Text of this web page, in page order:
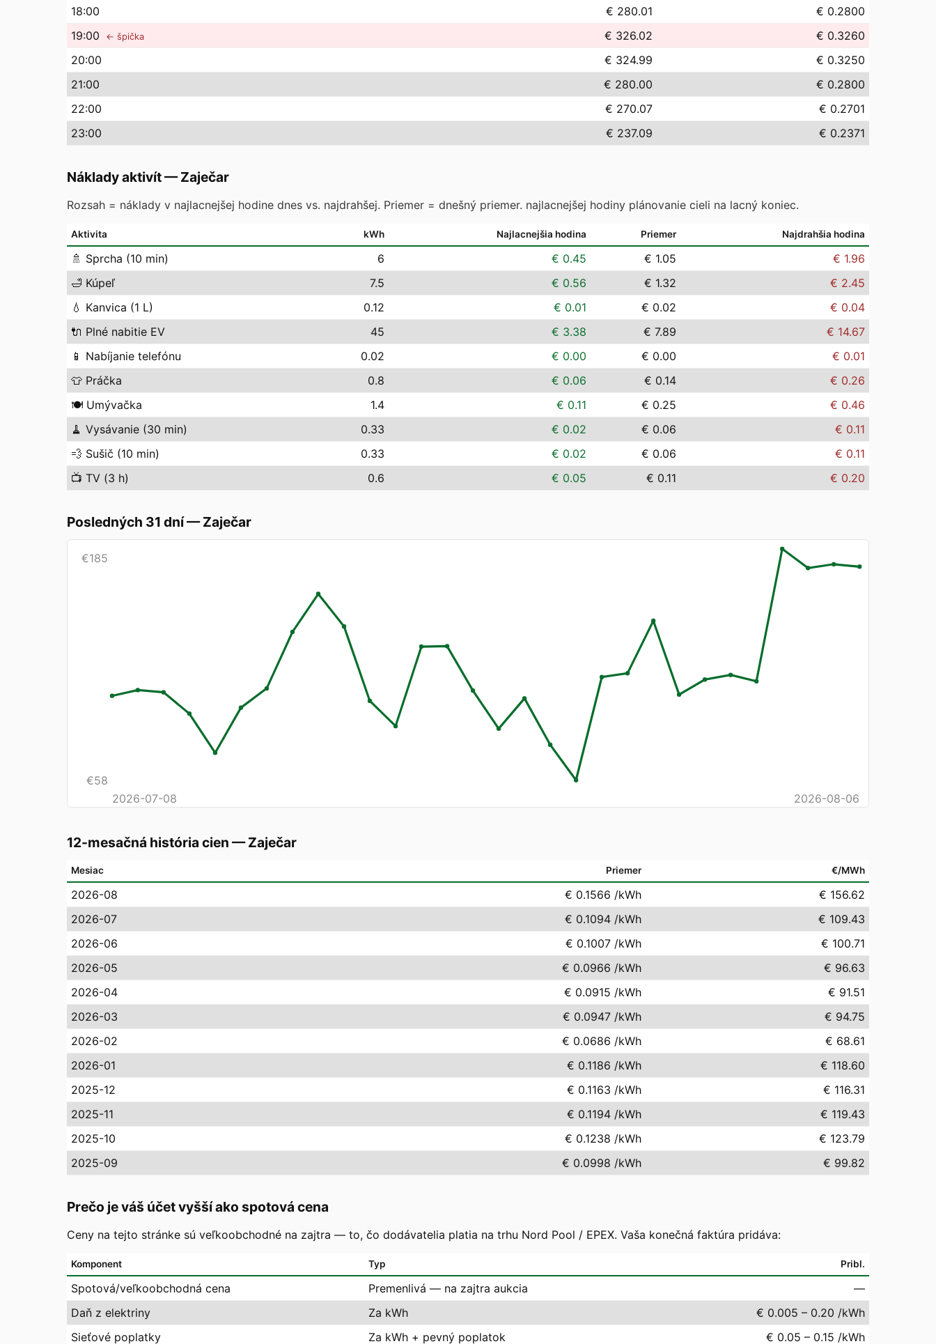
18:00 € 280.01
€ 0.2800
19:00 ← špička € 326.02
€ 0.3260
20:00 € 324.99
€ 0.3250
21:00 € 280.00
€ 0.2800
22:00 € 270.07
€ 0.2701
23:00 € 237.09 € 0.2371
Náklady aktivít—Zaječar
Rozsah = náklady v najlacnejšej hodine dnes vs. najdrahšej. Priemer = dnešný priemer. najlacnejšej hodiny plánovanie cieli na lacný koniec.
Aktivita kWh Najlacnejšia hodina Priemer Najdrahšia hodina
🚿 Sprcha (10 min) 6 € 0.45 € 1.05
€ 1.96
🛁 Kúpeľ 7.5 € 0.56 € 1.32
€ 2.45
💧 Kanvica (1 L) 0.12 € 0.01 € 0.02
€ 0.04
🔌 Plné nabitie EV 45 € 3.38 € 7.89
€ 14.67
📱 Nabíjanie telefónu 0.02 € 0.00 € 0.00
€ 0.01
👕 Práčka 0.8 € 0.06 € 0.14
€ 0.26
🍽️ Umývačka 1.4 € 0.11 € 0.25
€ 0.46
🧹 Vysávanie (30 min) 0.33 € 0.02 € 0.06
€ 0.11
💨 Sušič (10 min) 0.33 € 0.02 € 0.06
€ 0.11
📺 TV (3 h) 0.6 € 0.05 € 0.11 € 0.20
Posledných 31 dní—Zaječar
€185
€58
2026-07-08
2026-08-06
12-mesačná história cien —Zaječar
Mesiac Priemer €/MWh
2026-08 € 0.1566 /kWh
€ 156.62
2026-07
€ 0.1094 /kWh
€ 109.43
2026-06
€ 0.1007 /kWh
€ 100.71
2026-05
€ 0.0966 /kWh
€ 96.63
2026-04
€ 0.0915 /kWh
€ 91.51
2026-03
€ 0.0947 /kWh
€ 94.75
2026-02
€ 0.0686 /kWh
€ 68.61
2026-01
€ 0.1186 /kWh
€ 118.60
2025-12
€ 0.1163 /kWh
€ 116.31
2025-11
€ 0.1194 /kWh
€ 119.43
2025-10
€ 0.1238 /kWh
€ 123.79
2025-09
€ 0.0998 /kWh € 99.82
Prečo je váš účet vyšší ako spotová cena
Ceny na tejto stránke sú veľkoobchodné na zajtra — to, čo dodávatelia platia na trhu Nord Pool / EPEX. Vaša konečná faktúra pridáva:
Komponent Typ Pribl.
Spotová/veľkoobchodná cena Premenlivá — na zajtra aukcia
—
Daň z elektriny
Za kWh
€ 0.005 – 0.20 /kWh
Sieťové poplatky
Za kWh + pevný poplatok € 0.05 – 0.15 /kWh